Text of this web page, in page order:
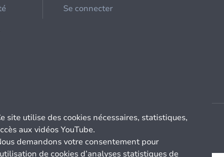
Se connecter
site utilise des cookies nécessaires, statistiques,
aux vidéos YouTube.
demandons votre consentement pour
de cookies d’analyses statistiques de